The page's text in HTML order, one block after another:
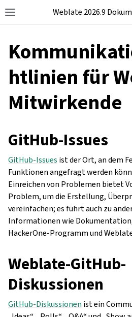
Weblate 2026.9
htlinien für
Mitwirkende
GitHub-Issues
GitHub-Issues ist der Ort, an dem
Funktionen angefragt werden
Einreichen von Problemen bietet
Problem, um die Erstellung,
vereinfachen; es führt auch zu
Informationen wie
HackerOne-Programm und
Weblate-GitHub-
Diskussionen
GitHub-Diskussionen ist ein